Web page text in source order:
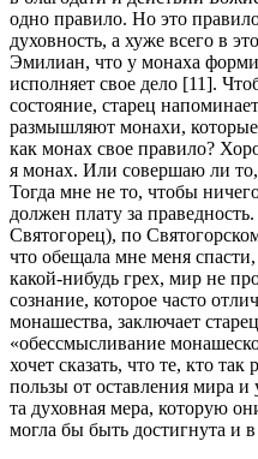
одно правило. Но это
духовность, а хуже всего в
Эмилиан, что у монаха
исполняет свое дело [11].
состояние, старец
размышляют монахи,
как монах свое правило?
я монах. Или совершаю ли
Тогда мне не то, чтобы
должен плату за
Святогорец), по
что обещала мне меня
какой-нибудь грех, мир не
сознание, которое часто
монашества, заключает
«обессмысливание
хочет сказать, что те, кто
пользы от оставления мира
та духовная мера, которую
могла бы быть достигнута и